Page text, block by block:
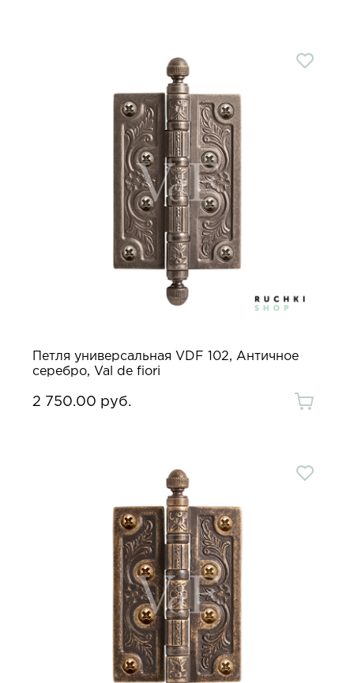
Петля универсальная VDF 102, Античное
серебро, Val de fiori
2 750.00 руб.